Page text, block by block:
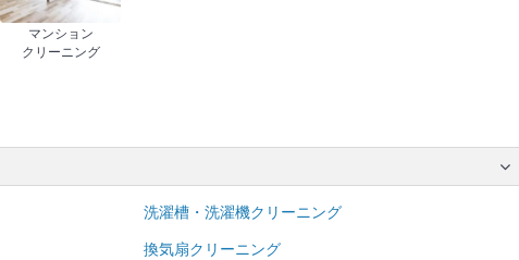
マンション
クリーニング
洗濯槽・洗濯機クリーニング
換気扇クリーニング